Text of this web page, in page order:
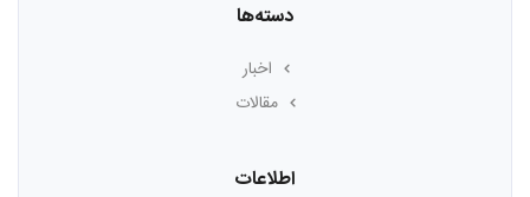
دسته‌ها
اخبار
مقالات
اطلاعات